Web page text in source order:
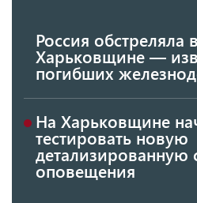
Россия обстреляла
Харьковщине —
погибших
На Харьковщине
тестировать новую
детализированную
оповещения